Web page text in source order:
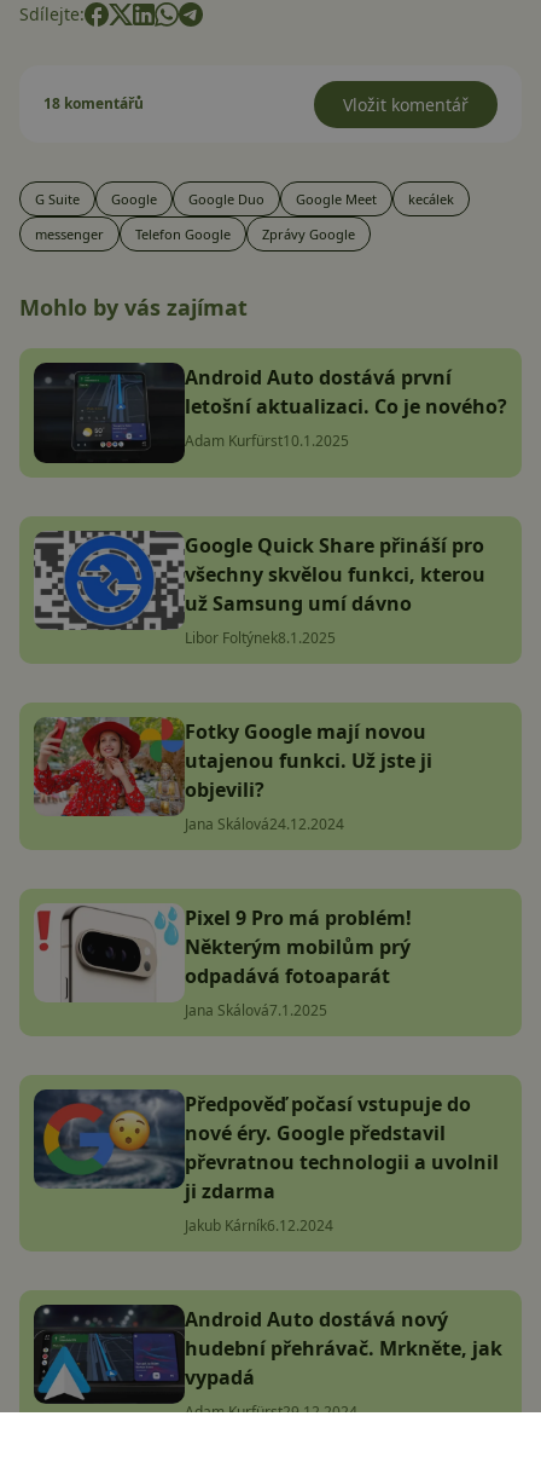
Sdílejte:
18 komentářů Vložit komentář
G Suite Google Google Duo Google Meet
kecálek
messenger
Telefon Google Zprávy Google
Mohlo by vás zajímat
Android Auto dostává první
letošní aktualizaci. Co je nového?
Adam Kurfürst10.1.2025
Google Quick Share přináší pro
všechny skvělou funkci, kterou
už Samsung umí dávno
Libor Foltýnek8.1.2025
Fotky Google mají novou
utajenou funkci. Už jste ji
objevili?
Jana Skálová24.12.2024
Pixel 9 Pro má problém!
Některým mobilům prý
odpadává fotoaparát
Jana Skálová7.1.2025
Předpověď počasí vstupuje do
nové éry. Google představil
převratnou technologii a uvolnil
ji zdarma
Jakub Kárník6.12.2024
Android Auto dostává nový
hudební přehrávač. Mrkněte, jak
vypadá
Adam Kurfürst29.12.2024